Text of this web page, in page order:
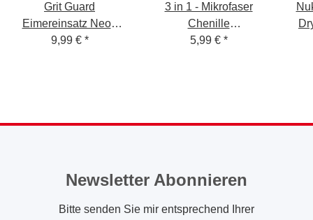
Grit Guard
Eimereinsatz Neon
Gelb - Grit insert Neon
9,99 € *
3 in 1 - Mikrofaser
Chenille
5,99 € *
Newsletter Abonnieren
Bitte senden Sie mir entsprechend Ihrer